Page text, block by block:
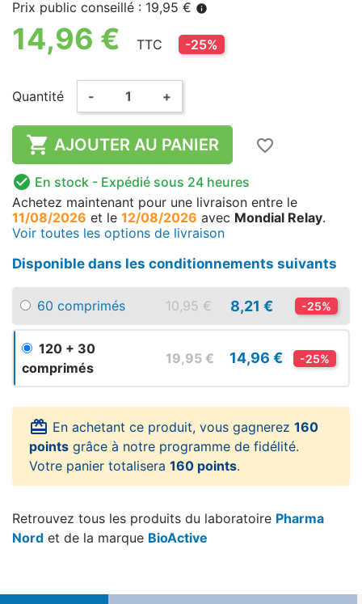
Prix public conseillé : 19,95 € info
14,96 € TTC -25%
Quantité - +
 AJOUTER AU PANIER
favorite_border
 En stock - Expédié sous 24 heures
Achetez maintenant pour une livraison entre le
11/08/2026 et le 12/08/2026 avec Mondial Relay.
Voir toutes les options de livraison
Disponible dans les conditionnements suivants
60 comprimés 10,95 € 8,21 € -25%
120 + 30
comprimés
19,95 € 14,96 € -25%
card_giftcard En achetant ce produit, vous gagnerez 160
points grâce à notre programme de fidélité.
Votre panier totalisera 160 points.
Retrouvez tous les produits du laboratoire Pharma
Nord et de la marque BioActive